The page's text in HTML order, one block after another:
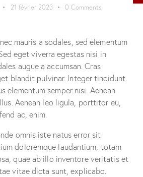
21 février 2023 0 Comments
mauris a sodales, sed elementum
eget viverra egestas nisi in
augue a accumsan. Cras
blandit pulvinar. Integer tincidunt.
elementum semper nisi. Aenean
Aenean leo ligula, porttitor eu,
ac, enim.
omnis iste natus error sit
doloremque laudantium, totam
quae ab illo inventore veritatis et
vitae dicta sunt, explicabo.